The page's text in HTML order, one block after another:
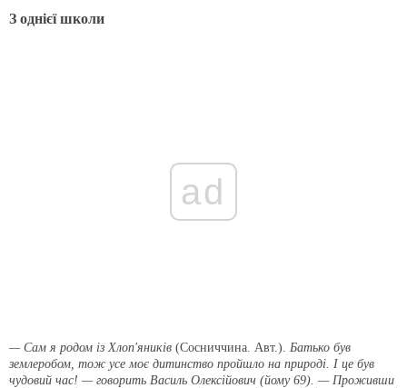
З однієї школи
ad
— Сам я родом із Хлоп'яників (Сосниччина. Авт.). Батько був
землеробом, тож усе моє дитинство пройшло на природі. І це був
чудовий час! — говорить Василь Олексійович (йому 69). — Проживши